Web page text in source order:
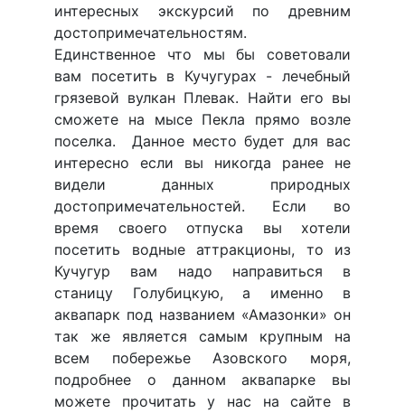
интересных экскурсий по древним
достопримечательностям.
Единственное что мы бы советовали
вам посетить в Кучугурах - лечебный
грязевой вулкан Плевак. Найти его вы
сможете на мысе Пекла прямо возле
поселка. Данное место будет для вас
интересно если вы никогда ранее не
видели данных природных
достопримечательностей. Если во
время своего отпуска вы хотели
посетить водные аттракционы, то из
Кучугур вам надо направиться в
станицу Голубицкую, а именно в
аквапарк под названием «Амазонки» он
так же является самым крупным на
всем побережье Азовского моря,
подробнее о данном аквапарке вы
можете прочитать у нас на сайте в